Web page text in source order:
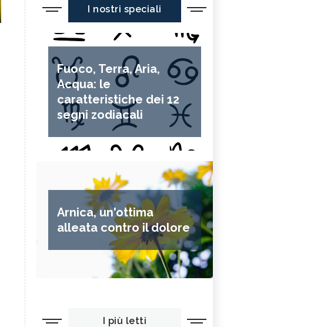
I nostri speciali
Fuoco, Terra, Aria,
Acqua: le
caratteristiche dei 12
segni zodiacali
Arnica, un'ottima
alleata contro il dolore
I più letti